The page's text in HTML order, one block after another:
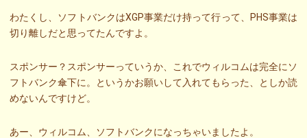
わたくし、ソフトバンクはXGP事業だけ持って行って、PHS事業は
切り離しだと思ってたんですよ。
スポンサー？スポンサーっていうか、これでウィルコムは完全にソ
フトバンク傘下に。というかお願いして入れてもらった、としか読
めないんですけど。
あー、ウィルコム、ソフトバンクになっちゃいましたよ。